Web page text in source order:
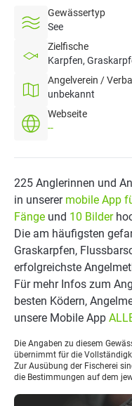
Gewässertyp
See
Zielfische
Karpfen,
Angelverein /
unbekannt
Webseite
--
225 Anglerinnen und
in unserer mobile App
Fänge und 10 Bilder
Die am häufigsten
Graskarpfen,
erfolgreichste
Für mehr Infos zum
besten Ködern,
unsere Mobile App
Die Angaben zu diesem
übernimmt für die
Zur Ausübung der Fischerei
die Bestimmungen auf dem